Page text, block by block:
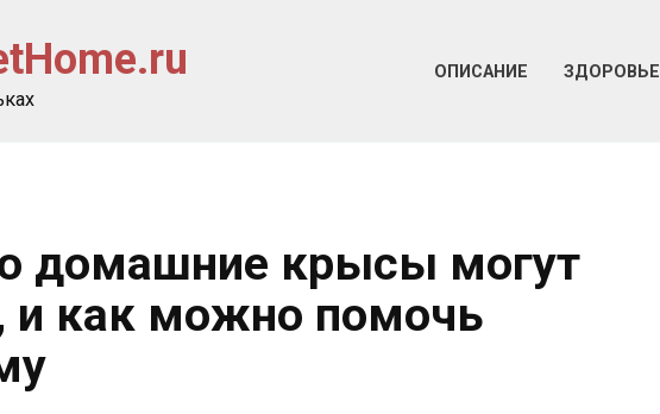
ОПИСАНИЕ ЗДОРОВЬЕ
домашние крысы могут
и как можно помочь